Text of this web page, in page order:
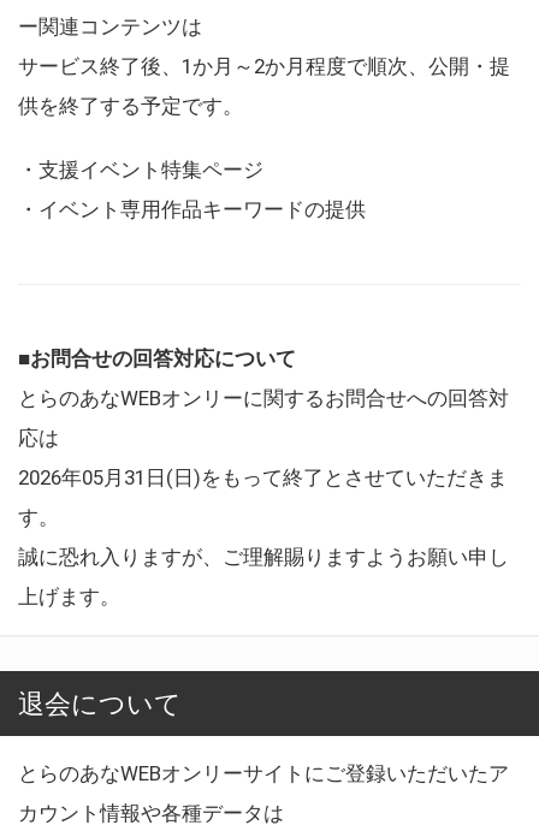
ー関連コンテンツは
サービス終了後、1か月～2か月程度で順次、公開・提
供を終了する予定です。
・支援イベント特集ページ
・イベント専用作品キーワードの提供
■お問合せの回答対応について
とらのあなWEBオンリーに関するお問合せへの回答対
応は
2026年05月31日(日)をもって終了とさせていただきま
す。
誠に恐れ入りますが、ご理解賜りますようお願い申し
上げます。
退会について
とらのあなWEBオンリーサイトにご登録いただいたア
カウント情報や各種データは